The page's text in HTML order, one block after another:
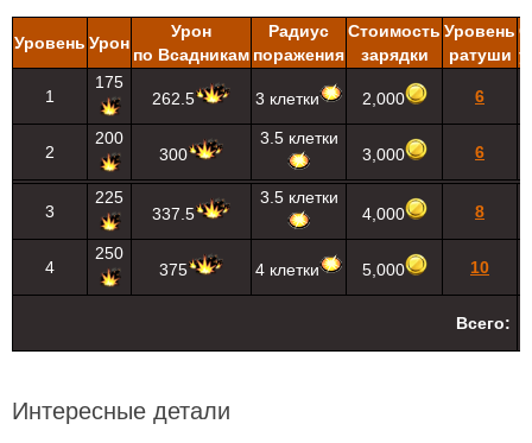
Уровень Урон
Урон
по Всадникам
Радиус
поражения
Стоимость
зарядки
Уровень
ратуши
1
175
262.5
3 клетки 2,000 6
2
200
300
3.5 клетки
3,000
6
3
225
337.5
3.5 клетки
4,000
8
4
250
375
4 клетки 5,000 10
Всего:
Интересные детали